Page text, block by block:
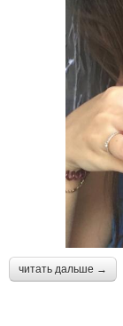
читать дальше →